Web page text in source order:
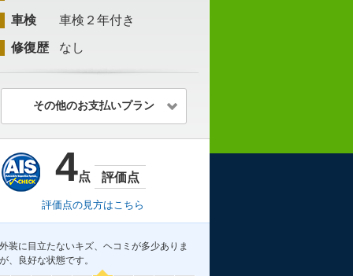
車検 車検２年付き
修復歴 なし
その他のお支払いプラン
4点 評価点
評価点の見方はこちら
装に目立たないキズ、ヘコミが多少ありま
、良好な状態です。